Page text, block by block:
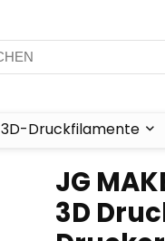
3D-Druckfilamente
JG
3D